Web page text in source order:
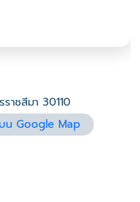
าชสีมา 30110
น Google Map